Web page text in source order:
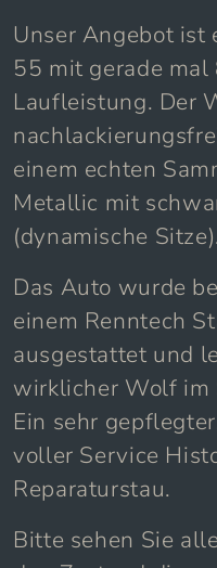
Unser Angebot ist
55 mit gerade
Laufleistung. Der
einem echten
Metallic mit
(dynamische
Das Auto wurde
einem Renntech
ausgestattet und
wirklicher Wolf im
Ein sehr
voller Service
Reparaturstau.
Bitte sehen Sie